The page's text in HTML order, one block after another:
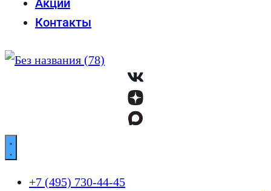
Акции
Контакты
+7 (495) 730-44-45